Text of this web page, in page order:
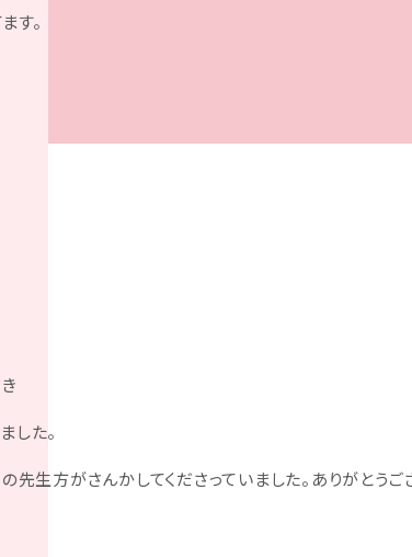
す。
した。
生方がさんかしてくださっていました。ありがとうご